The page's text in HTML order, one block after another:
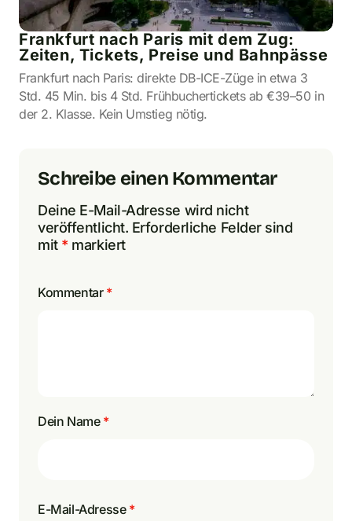
Frankfurt nach Paris mit dem Zug:
Zeiten, Tickets, Preise und Bahnpässe
Frankfurt nach Paris: direkte DB-ICE-Züge in etwa 3
Std. 45 Min. bis 4 Std. Frühbuchertickets ab €39–50 in
der 2. Klasse. Kein Umstieg nötig.
Schreibe einen Kommentar
Deine E-Mail-Adresse wird nicht
veröffentlicht. Erforderliche Felder sind
mit * markiert
Kommentar *
Dein Name *
E-Mail-Adresse *